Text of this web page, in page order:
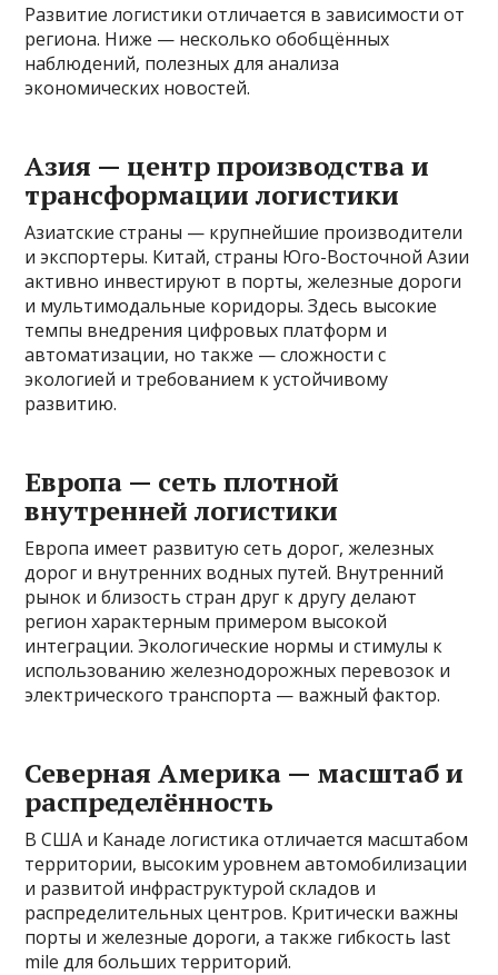
Развитие логистики отличается в зависимости от
региона. Ниже — несколько обобщённых
наблюдений, полезных для анализа
экономических новостей.
Азия — центр производства и
трансформации логистики
Азиатские страны — крупнейшие производители
и экспортеры. Китай, страны Юго-Восточной Азии
активно инвестируют в порты, железные дороги
и мультимодальные коридоры. Здесь высокие
темпы внедрения цифровых платформ и
автоматизации, но также — сложности с
экологией и требованием к устойчивому
развитию.
Европа — сеть плотной
внутренней логистики
Европа имеет развитую сеть дорог, железных
дорог и внутренних водных путей. Внутренний
рынок и близость стран друг к другу делают
регион характерным примером высокой
интеграции. Экологические нормы и стимулы к
использованию железнодорожных перевозок и
электрического транспорта — важный фактор.
Северная Америка — масштаб и
распределённость
В США и Канаде логистика отличается масштабом
территории, высоким уровнем автомобилизации
и развитой инфраструктурой складов и
распределительных центров. Критически важны
порты и железные дороги, а также гибкость last
mile для больших территорий.